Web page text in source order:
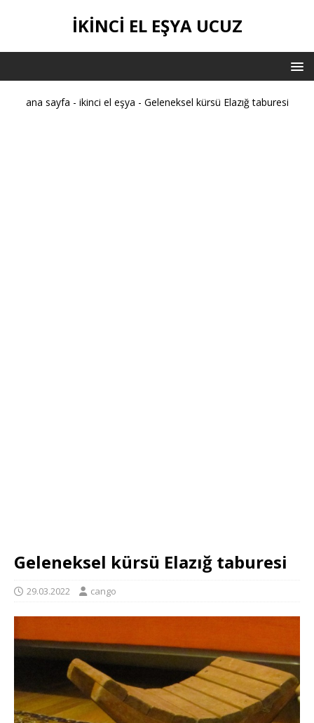
IKINCI EL EŞYA UCUZ
ana sayfa - ikinci el eşya - Geleneksel kürsü Elazığ taburesi
Geleneksel kürsü Elazığ taburesi
29.03.2022 cango